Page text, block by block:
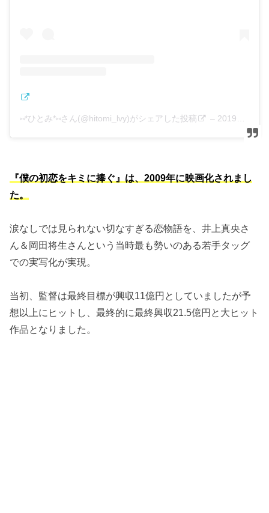
⑅*ひとみ*⑅さん(@hitomi_lvy)がシェアした投稿 – 2019年 1月月10日午前3時59分PST
『僕の初恋をキミに捧ぐ』は、2009年に映画化されまし
た。
涙なしでは見られない切なすぎる恋物語を、井上真央さ
ん＆岡田将生さんという当時最も勢いのある若手タッグ
での実写化が実現。
当初、監督は最終目標が興収11億円としていましたが予
想以上にヒットし、最終的に最終興収21.5億円と大ヒット
作品となりました。